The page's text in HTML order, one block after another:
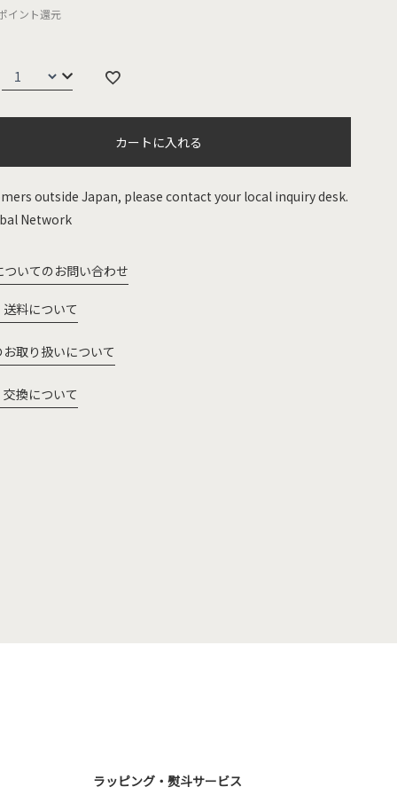
イント還元
カートに入れる
outside Japan, please contact your local inquiry desk.
Network
ついてのお問い合わせ
料について
取り扱いについて
換について
ラッピング・熨斗サービス